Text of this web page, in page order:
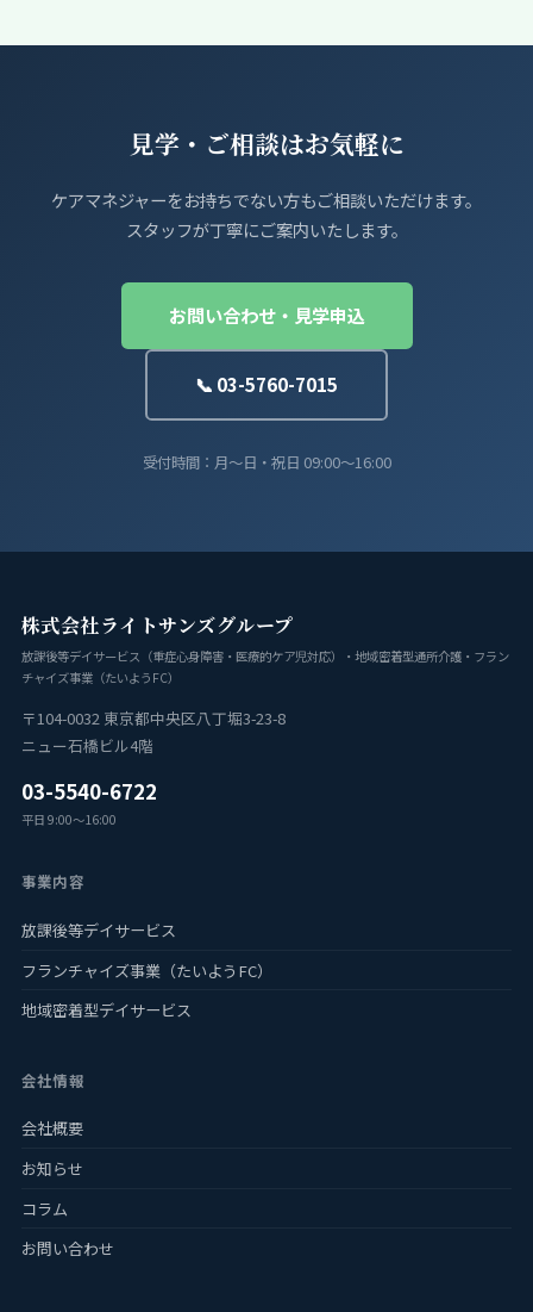
見学・ご相談はお気軽に
ケアマネジャーをお持ちでない方もご相談いただけます。
スタッフが丁寧にご案内いたします。
お問い合わせ・見学申込
📞 03-5760-7015
受付時間：月〜日・祝日 09:00〜16:00
株式会社ライトサンズグループ
放課後等デイサービス（重症心身障害・医療的ケア児対応）・地域密着型通所介護・フラン
チャイズ事業（たいようFC）
〒104-0032 東京都中央区八丁堀3-23-8
ニュー石橋ビル4階
03-5540-6722
平日 9:00〜16:00
事業内容
放課後等デイサービス
フランチャイズ事業（たいようFC）
地域密着型デイサービス
会社情報
会社概要
お知らせ
コラム
お問い合わせ